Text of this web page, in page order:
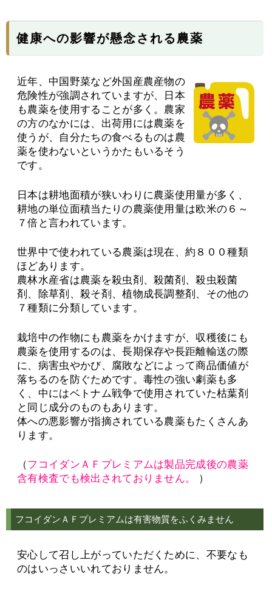
健康への影響が懸念される農薬
近年、中国野菜など外国産農産物の
危険性が強調されていますが、日本
も農薬を使用することが多く。農家
の方のなかには、出荷用には農薬を
使うが、自分たちの食べるものは農
薬を使わないというかたもいるそう
です。
日本は耕地面積が狭いわりに農薬使用量が多く、
耕地の単位面積当たりの農薬使用量は欧米の６～
７倍と言われています。
世界中で使われている農薬は現在、約８００種類
ほどあります。
農林水産省は農薬を殺虫剤、殺菌剤、殺虫殺菌
剤、除草剤、殺そ剤、植物成長調整剤、その他の
７種類に分類しています。
栽培中の作物にも農薬をかけますが、収穫後にも
農薬を使用するのは、長期保存や長距離輸送の際
に、病害虫やかび、腐敗などによって商品価値が
落ちるのを防ぐためです。毒性の強い劇薬も多
く、中にはベトナム戦争で使用されていた枯葉剤
と同じ成分のものもあります。
体への悪影響が指摘されている農薬もたくさんあ
ります。
（フコイダンＡＦプレミアムは製品完成後の農薬
含有検査でも検出されておりません。
）
フコイダンＡＦプレミアムは有害物質をふくみません
安心して召し上がっていただくために、不要なも
のはいっさいいれておりません。